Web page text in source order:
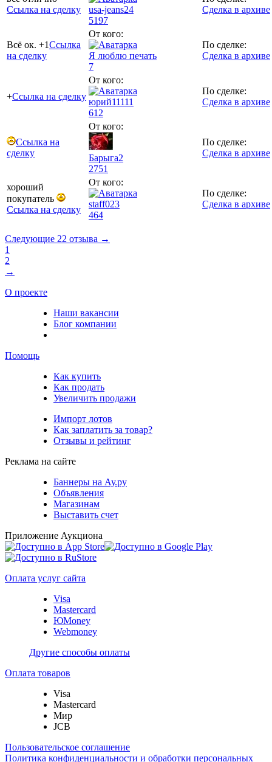
Ссылка на сделку
usa-jeans24
5197
Сделка в архиве
Всё ок. +1Ссылка
на сделку
От кого:
Я люблю печать
7
По сделке:
Сделка в архиве
+Ссылка на сделку
От кого:
юрий11111
612
По сделке:
Сделка в архиве
Ссылка на
сделку
От кого:
Барыга2
2751
По сделке:
Сделка в архиве
хороший
покупатель
Ссылка на сделку
От кого:
staff023
464
По сделке:
Сделка в архиве
Следующие 22 отзыва →
1
2
→
О проекте
Наши вакансии
Блог компании
Помощь
Как купить
Как продать
Увеличить продажи
Импорт лотов
Как заплатить за товар?
Отзывы и рейтинг
Реклама на сайте
Баннеры на Ау.ру
Объявления
Магазинам
Выставить счет
Приложение Аукциона
Оплата услуг сайта
Visa
Mastercard
ЮMoney
Webmoney
Другие способы оплаты
Оплата товаров
Visa
Mastercard
Мир
JCB
Пользовательское соглашение
Политика конфиденциальности и обработки персональных